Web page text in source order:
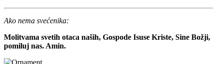
Ako nema svećenika:
Molitvama svetih otaca naših, Gospode Isuse Kriste, Sine Božji,
pomiluj nas. Amin.